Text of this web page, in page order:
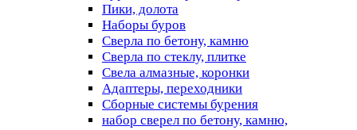
Пики, долота
Наборы буров
Сверла по бетону, камню
Сверла по стеклу, плитке
Свела алмазные, коронки
Адаптеры, переходники
Сборные системы бурения
набор сверел по бетону, камню,